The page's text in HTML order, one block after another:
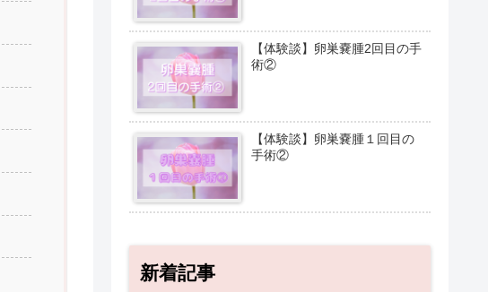
【体験談】卵巣嚢腫2回目の手
術②
【体験談】卵巣嚢腫１回目の
手術②
新着記事